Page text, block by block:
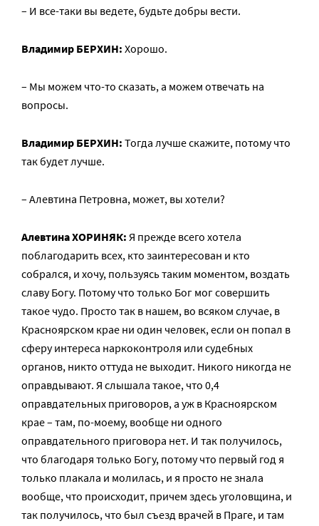
– И все-таки вы ведете, будьте добры вести.
Владимир БЕРХИН: Хорошо.
– Мы можем что-то сказать, а можем отвечать на
вопросы.
Владимир БЕРХИН: Тогда лучше скажите, потому что
так будет лучше.
– Алевтина Петровна, может, вы хотели?
Алевтина ХОРИНЯК: Я прежде всего хотела
поблагодарить всех, кто заинтересован и кто
собрался, и хочу, пользуясь таким моментом, воздать
славу Богу. Потому что только Бог мог совершить
такое чудо. Просто так в нашем, во всяком случае, в
Красноярском крае ни один человек, если он попал в
сферу интереса наркоконтроля или судебных
органов, никто оттуда не выходит. Никого никогда не
оправдывают. Я слышала такое, что 0,4
оправдательных приговоров, а уж в Красноярском
крае – там, по-моему, вообще ни одного
оправдательного приговора нет. И так получилось,
что благодаря только Богу, потому что первый год я
только плакала и молилась, и я просто не знала
вообще, что происходит, причем здесь уголовщина, и
так получилось, что был съезд врачей в Праге, и там